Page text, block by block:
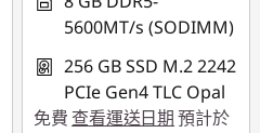
5600MT/s (SODIMM)
256 GB SSD M.2 2242
PCIe Gen4 TLC Opal
免費 查看運送日期預計於